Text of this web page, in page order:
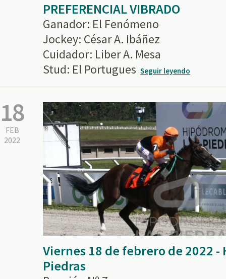
PREFERENCIAL VIBRADO
Ganador: El Fenómeno
Jockey: César A. Ibáñez
Cuidador: Liber A. Mesa
Stud: El Portugues Seguir leyendo
18
FEB
2022
Viernes 18 de febrero de 2022 -
Piedras